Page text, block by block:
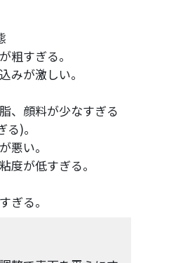
粗すぎる。
みが激しい。
、顔料が少なすぎる
)。
悪い。
度が低すぎる。
ぎる。